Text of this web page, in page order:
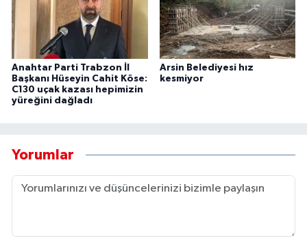
Anahtar Parti Trabzon İl
Başkanı Hüseyin Cahit Köse:
C130 uçak kazası hepimizin
yüreğini dağladı
Arsin Belediyesi hız
kesmiyor
Yorumlar